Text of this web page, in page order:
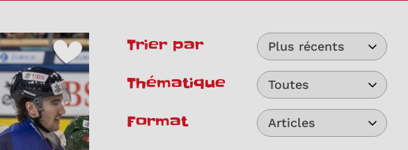
Trier par Plus récents
Thématique Toutes
Format Articles